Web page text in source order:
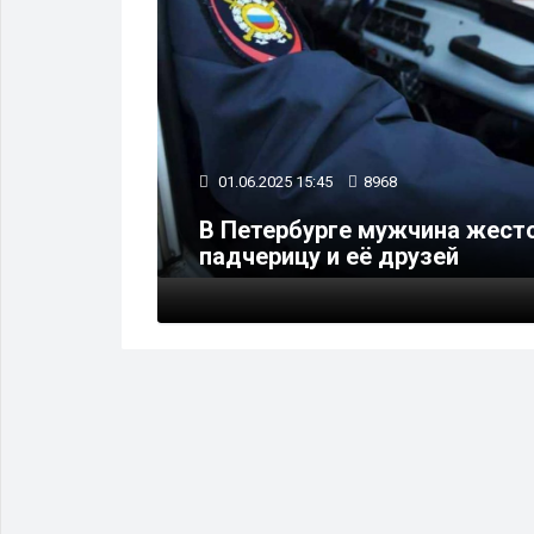
01.06.2025 15:45 8968
В Петербурге мужчина
падчерицу и её друзей